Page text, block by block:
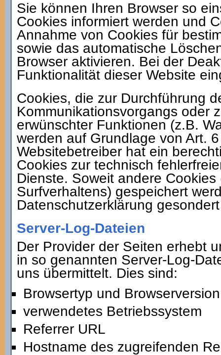
Sie können Ihren Browser so
Cookies informiert werden und
Annahme von Cookies für
sowie das automatische
Browser aktivieren. Bei der
Funktionalität dieser Website
Cookies, die zur Durchführung
Kommunikationsvorgangs oder
erwünschter Funktionen (z.B.
werden auf Grundlage von Art.
Websitebetreiber hat ein
Cookies zur technisch
Dienste. Soweit andere
Surfverhaltens) gespeichert
Datenschutzerklärung
Server-Log-Dateien
Der Provider der Seiten erhebt
in so genannten Server-Log-
uns übermittelt. Dies sind:
Browsertyp und Browserversion
verwendetes Betriebssystem
Referrer URL
Hostname des zugreifenden